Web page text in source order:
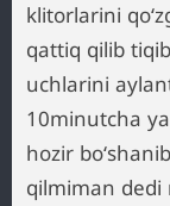
klitorlarini
qattiq qilib
uchlarini
10minutcha
hozir
qilmiman dedi